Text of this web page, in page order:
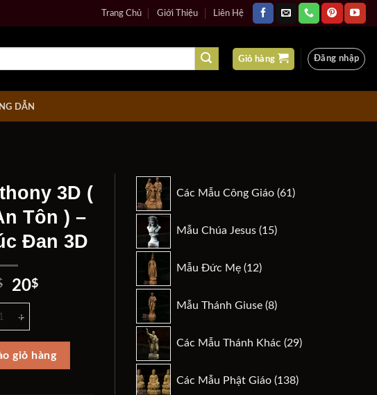
Trang Chủ Giới Thiệu Liên Hệ
Giỏ hàng Đăng nhập
DẪN
3D (
Tôn ) –
Đan 3D
Giá
gốc
là:
30$.
20$Giá
20$.
Anthony 3D ( Thánh An Tôn ) - Mẫu Phúc Đan 3D số lượng
giỏ hàng
Các Mẫu Công Giáo 61
sản
Mẫu Chúa Jesus 15
sản
Mẫu Đức Mẹ 12
sản
Mẫu Thánh Giuse 8
sản
Các Mẫu Thánh Khác
29
sản
Các Mẫu Phật Giáo 138
sản